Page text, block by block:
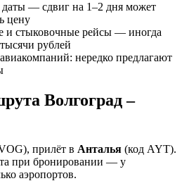
даты — сдвиг на 1–2 дня может
цену
и стыковочные рейсы — иногда
рублей
нередко предлагают
Волгоград –
прилёт в Анталья (код AYT).
при бронировании — у
аэропортов.